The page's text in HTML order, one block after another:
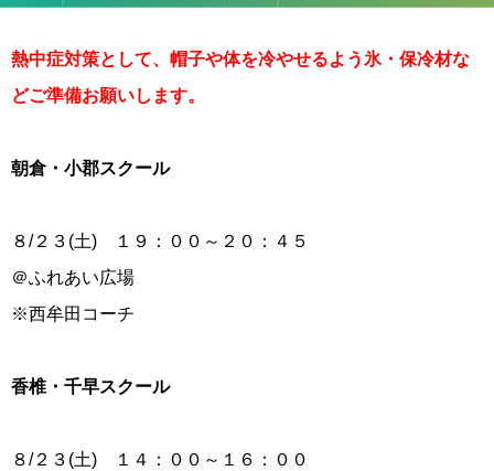
熱中症対策として、帽子や体を冷やせるよう氷・保冷材な
どご準備お願いします。
朝倉・小郡スクール
８/２３(土) １９：００～２０：４５
＠ふれあい広場
※西牟田コーチ
香椎・千早スクール
８/２３(土) １４：００～１６：００